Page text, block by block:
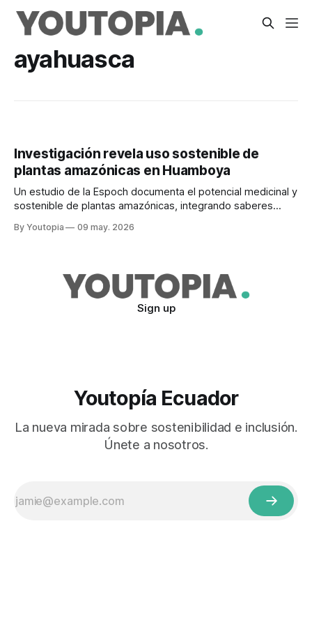
ayahuasca
Investigación revela uso sostenible de
plantas amazónicas en Huamboya
Un estudio de la Espoch documenta el potencial medicinal y
sostenible de plantas amazónicas, integrando saberes
By Youtopia 09 may. 2026
Sign up
Youtopía Ecuador
La nueva mirada sobre sostenibilidad e inclusión.
Únete a nosotros.